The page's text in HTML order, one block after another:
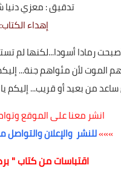
تدقيق : معزي دنيا
إهداء الكتاب:
رمادا أسودا...لكنها لم
الموت لأن مئواهم جنة...
من بعيد أو قريب... إليكم
انشر معنا على الموقع
»»»للنشر والإعلان
اقتباسات من كتاب "